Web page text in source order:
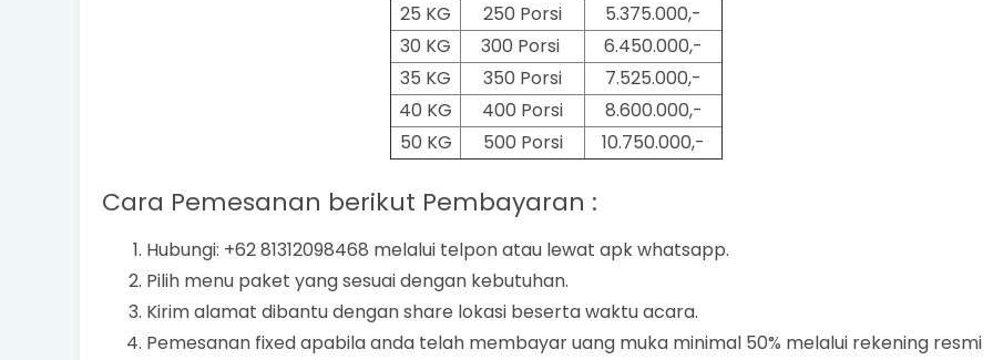
25 KG
250 Porsi
5.375.000,-
30 KG
300 Porsi
6.450.000,-
35 KG
350 Porsi
7.525.000,-
40 KG
400 Porsi
8.600.000,-
50 KG
500 Porsi 10.750.000,-
Cara Pemesanan berikut Pembayaran :
Hubungi: +62 81312098468 melalui telpon atau lewat apk whatsapp.
Pilih menu paket yang sesuai dengan kebutuhan.
Kirim alamat dibantu dengan share lokasi beserta waktu acara.
Pemesanan fixed apabila anda telah membayar uang muka minimal 50% melalui rekening resmi